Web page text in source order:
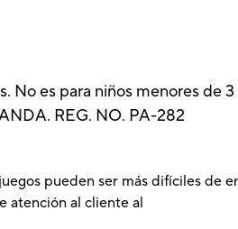
No es para niños menores de 3
REG. NO. PA-282
pueden ser más difíciles de
atención al cliente al